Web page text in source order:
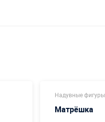
Надувные фигуры
Матрёшка